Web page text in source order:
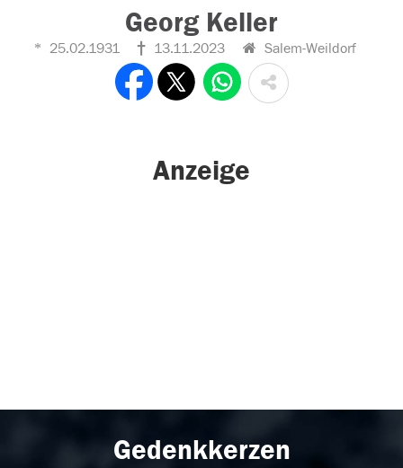
Georg Keller
25.02.1931 13.11.2023 Salem-Weildorf
Anzeige
Gedenkkerzen